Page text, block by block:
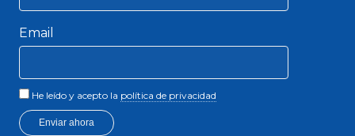
Email
He leído y acepto la política de privacidad
Enviar ahora